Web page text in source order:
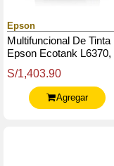
Epson
Multifuncional De Tinta
Epson Ecotank L6370,
Copia / Wi-Fi / Ethernet /
S/1,403.90
Agregar